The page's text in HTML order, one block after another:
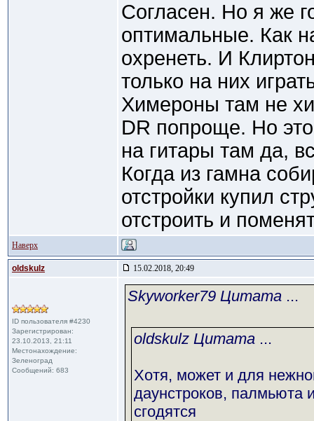
Согласен. Но я же
оптимальные. Как
охренеть. И
только на них
Химероны там не
DR попроще. Но
на гитары там да,
Когда из гамна
отстройки купил
отстроить и
Наверх
oldskulz 15.02.2018, 20:49
ID пользователя #4230
Зарегистрирован:
23.10.2013, 21:11
Местонахождение:
Зеленоград
Сообщений: 683
Skyworker79 Цитата ...
oldskulz Цитата ...
Хотя, может и для
даунстроков, палмьюта
сгодятся